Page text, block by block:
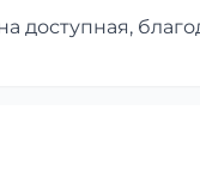
доступная,